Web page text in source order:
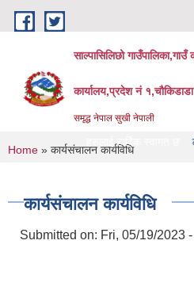
Skip to main content
साल्पासिलिछो गाउँपालिका,गाउँ
कार्यालय,प्रदेश नं
समृद्ध नेपाल सुखी नेपाली
मा यहाँ हरुलाई हार्दिक स्वागत छ लेखा
You are here
Home » कार्यसंचालन कार्यविधि
कार्यसंचालन कार्यविधि
Submitted on: Fri, 05/19/2023